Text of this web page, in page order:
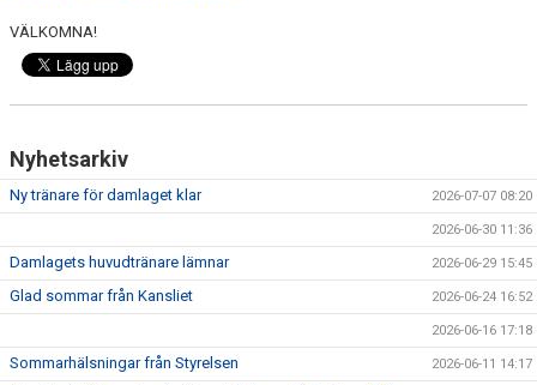
FÖR BESÖKARE
VÄLKOMNA!
Nyhetsarkiv
Ny tränare för damlaget klar 2026-07-07 08:20
2026-06-30 11:36
Damlagets huvudtränare lämnar 2026-06-29 15:45
Glad sommar från Kansliet 2026-06-24 16:52
2026-06-16 17:18
Sommarhälsningar från Styrelsen 2026-06-11 14:17